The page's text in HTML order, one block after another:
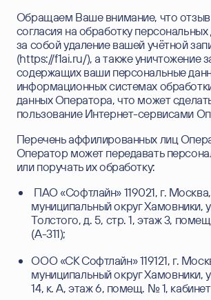
Обращаем Ваше внимание, что
согласия на обработку
за собой удаление вашей учётной
(https://f1ai.ru/), а также уничтожение
содержащих ваши персональные
информационных системах
данных Оператора, что может
пользование Интернет-сервисами
Перечень аффилированных лиц
Оператор может передавать
или поручать их обработку:
ПАО «Софтлайн» 119021, г. Москва,
муниципальный округ Хамовники,
Толстого, д. 5, стр. 1, этаж 3,
(А-311);
ООО «СК Софтлайн» 119121, г.
муниципальный округ Хамовники,
14, к. А, этаж 6, помещ. № 1,